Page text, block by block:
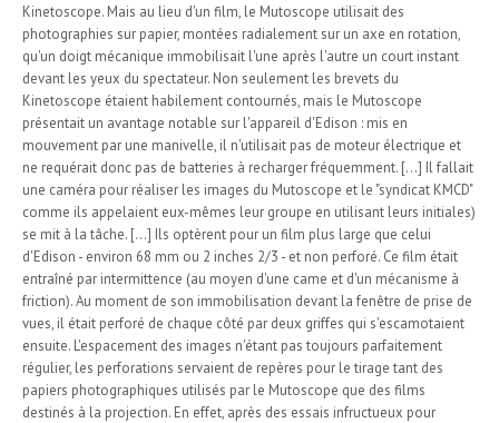
Kinetoscope. Mais au lieu d'un film, le Mutoscope utilisait des
photographies sur papier, montées radialement sur un axe en rotation,
qu'un doigt mécanique immobilisait l'une après l'autre un court instant
devant les yeux du spectateur. Non seulement les brevets du
Kinetoscope étaient habilement contournés, mais le Mutoscope
présentait un avantage notable sur l'appareil d'Edison : mis en
mouvement par une manivelle, il n'utilisait pas de moteur électrique et
ne requérait donc pas de batteries à recharger fréquemment. [...] Il fallait
une caméra pour réaliser les images du Mutoscope et le "syndicat KMCD"
comme ils appelaient eux-mêmes leur groupe en utilisant leurs initiales)
se mit à la tâche. [...] Ils optèrent pour un film plus large que celui
d'Edison - environ 68 mm ou 2 inches 2/3 - et non perforé. Ce film était
entraîné par intermittence (au moyen d'une came et d'un mécanisme à
friction). Au moment de son immobilisation devant la fenêtre de prise de
vues, il était perforé de chaque côté par deux griffes qui s'escamotaient
ensuite. L'espacement des images n'étant pas toujours parfaitement
régulier, les perforations servaient de repères pour le tirage tant des
papiers photographiques utilisés par le Mutoscope que des films
destinés à la projection. En effet, après des essais infructueux pour